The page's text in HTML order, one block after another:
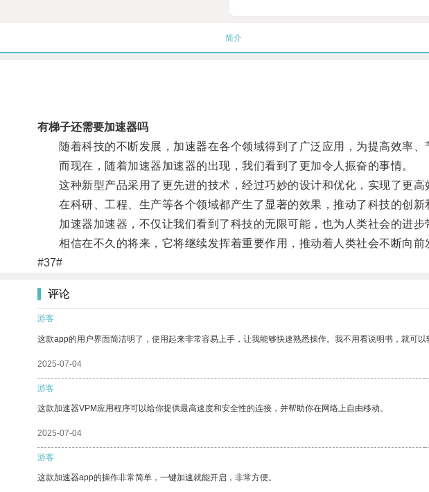
简介
有梯子还需要加速器吗
随着科技的不断发展，加速器在各个领域得到了广泛应用，为提高效率、
而现在，随着加速器加速器的出现，我们看到了更加令人振奋的事情。
这种新型产品采用了更先进的技术，经过巧妙的设计和优化，实现了更高
在科研、工程、生产等各个领域都产生了显著的效果，推动了科技的创新
加速器加速器，不仅让我们看到了科技的无限可能，也为人类社会的进步
相信在不久的将来，它将继续发挥着重要作用，推动着人类社会不断向前
#37#
评论
游客
这款app的用户界面简洁明了，使用起来非常容易上手，让我能够快速熟悉操作。我不用看说明书，就可以
2025-07-04
游客
这款加速器VPM应用程序可以给你提供最高速度和安全性的连接，并帮助你在网络上自由移动。
2025-07-04
游客
这款加速器app的操作非常简单，一键加速就能开启，非常方便。